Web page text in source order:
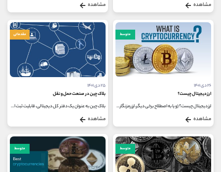
مشاهده مشاهده
متوسط
۲۶ دی ۱۴۰۱
ارز دیجیتال چیست؟
ارز دیجیتال چیست؟ (و یا به اصطلاح برخی دیگر، ارز رمزنگاری شده یا رمزارز) در اصل یک پول دیجیتال غیرمتمرکز است که برای استفاده...
مشاهده
مقدماتی
۲۵ دی ۱۴۰۱
بلاک چین در صنعت حمل و نقل
بلاک چین به عنوان یک دفتر کل دیجیتالی، قابلیت ثبت اطلاعات مختلف را درون خود دارد. اطلاعات ثبت شده در بلاک چین، به هیچ عنوان...
مشاهده
متوسط متوسط